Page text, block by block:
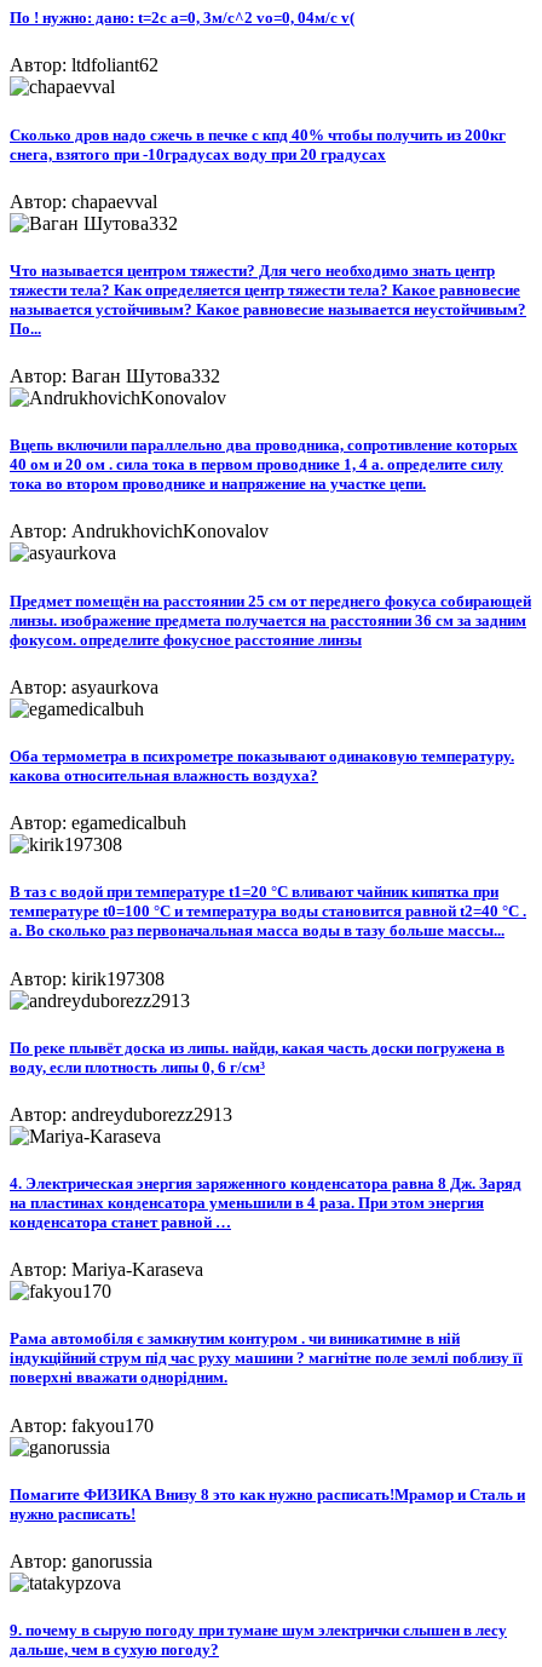
По ! нужно: дано: t=2c a=0, 3м/с^2 vo=0, 04м/с v(
Автор: ltdfoliant62
Сколько дров надо сжечь в печке с кпд 40% чтобы получить из 200кг
снега, взятого при -10градусах воду при 20 градусах
Автор: chapaevval
Что называется центром тяжести? Для чего необходимо знать центр
тяжести тела? Как определяется центр тяжести тела? Какое равновесие
называется устойчивым? Какое равновесие называется неустойчивым?
По...
Автор: Ваган Шутова332
Вцепь включили параллельно два проводника, сопротивление которых
40 ом и 20 ом . сила тока в первом проводнике 1, 4 а. определите силу
тока во втором проводнике и напряжение на участке цепи.
Автор: AndrukhovichKonovalov
Предмет помещён на расстоянии 25 см от переднего фокуса собирающей
линзы. изображение предмета получается на расстоянии 36 см за задним
фокусом. определите фокусное расстояние линзы
Автор: asyaurkova
Оба термометра в психрометре показывают одинаковую температуру.
какова относительная влажность воздуха?
Автор: egamedicalbuh
В таз с водой при температуре t1=20 °С вливают чайник кипятка при
температуре t0=100 °С и температура воды становится равной t2=40 °С .
а. Во сколько раз первоначальная масса воды в тазу больше массы...
Автор: kirik197308
По реке плывёт доска из липы. найди, какая часть доски погружена в
воду, если плотность липы 0, 6 г/см³
Автор: andreyduborezz2913
4. Электрическая энергия заряженного конденсатора равна 8 Дж. Заряд
на пластинах конденсатора уменьшили в 4 раза. При этом энергия
конденсатора станет равной …
Автор: Mariya-Karaseva
Рама автомобіля є замкнутим контуром . чи виникатимне в ній
індукційний струм під час руху машини ? магнітне поле землі поблизу її
поверхні вважати однорідним.
Автор: fakyou170
Помагите ФИЗИКА Внизу 8 это как нужно расписать!Мрамор и Сталь и
нужно расписать!​
Автор: ganorussia
9. почему в сырую погоду при тумане шум электрички слышен в лесу
дальше, чем в сухую погоду?